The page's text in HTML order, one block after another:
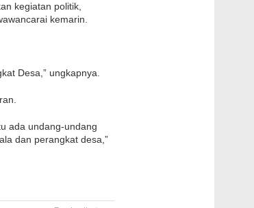
kegiatan politik,
kemarin.
Desa,” ungkapnya.
ada undang-undang
dan perangkat desa,”